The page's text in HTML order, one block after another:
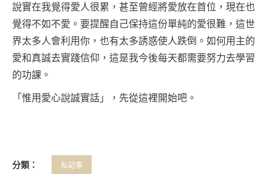
說實在我覺得愛人很累，甚至曾經將愛放在首位，現在也
覺得不如不愛。要提醒自己保持這份單純的愛很難，這世
界太多人會利用你，也有太多誘惑使人跌倒。如何用主的
愛和真誠去實踐信仰，這是我今後每天都需要努力去學習
的功課。
「惟用愛心說誠實話」，先從這裡開始吧。
分類： 私記事